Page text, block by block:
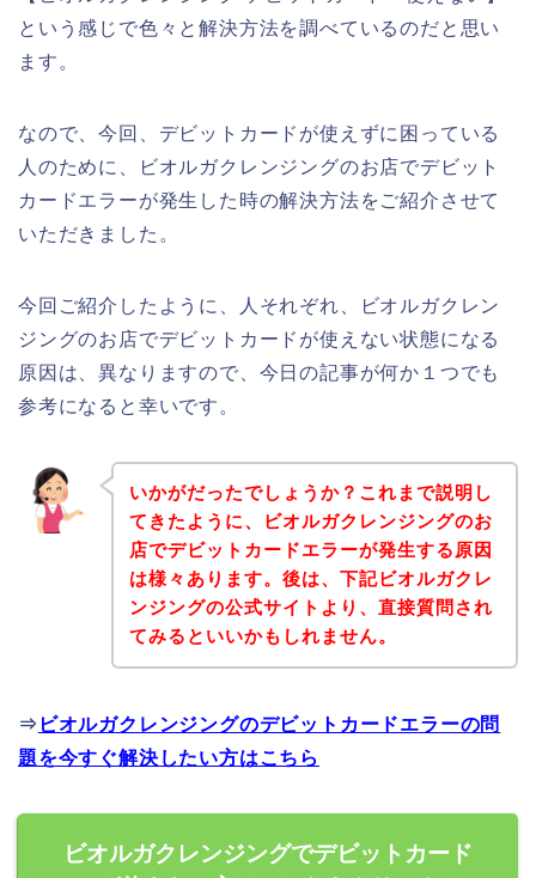
という感じで色々と解決方法を調べているのだと思い
ます。
なので、今回、デビットカードが使えずに困っている
人のために、ビオルガクレンジングのお店でデビット
カードエラーが発生した時の解決方法をご紹介させて
いただきました。
今回ご紹介したように、人それぞれ、ビオルガクレン
ジングのお店でデビットカードが使えない状態になる
原因は、異なりますので、今日の記事が何か１つでも
参考になると幸いです。
いかがだったでしょうか？これまで説明し
てきたように、ビオルガクレンジングのお
店でデビットカードエラーが発生する原因
は様々あります。後は、下記ビオルガクレ
ンジングの公式サイトより、直接質問され
てみるといいかもしれません。
⇒ ビオルガクレンジングのデビットカードエラーの問
題を今すぐ解決したい方はこちら
ビオルガクレンジングでデビットカード